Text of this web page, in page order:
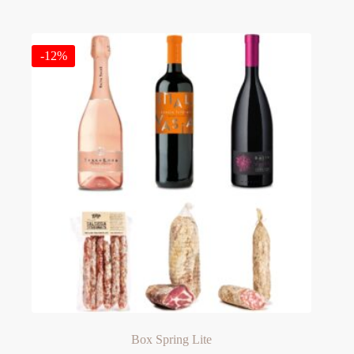
-12%
Box Spring Lite